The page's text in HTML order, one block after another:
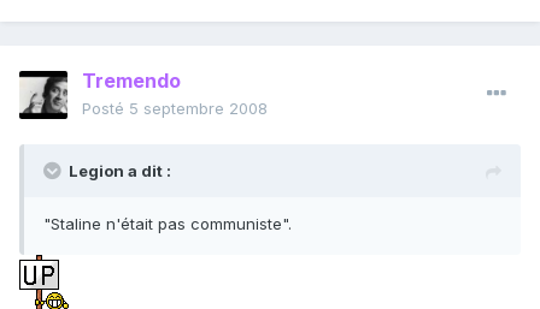
Tremendo
Posté 5 septembre 2008
Legion a dit :
"Staline n'était pas communiste".